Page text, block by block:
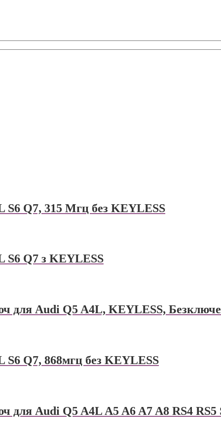
Q7, 315 Мгц без KEYLESS
Q7 з KEYLESS
Audi Q5 A4L, KEYLESS,
Q7, 868мгц без KEYLESS
Audi Q5 A4L A5 A6 A7 A8 RS4 RS5